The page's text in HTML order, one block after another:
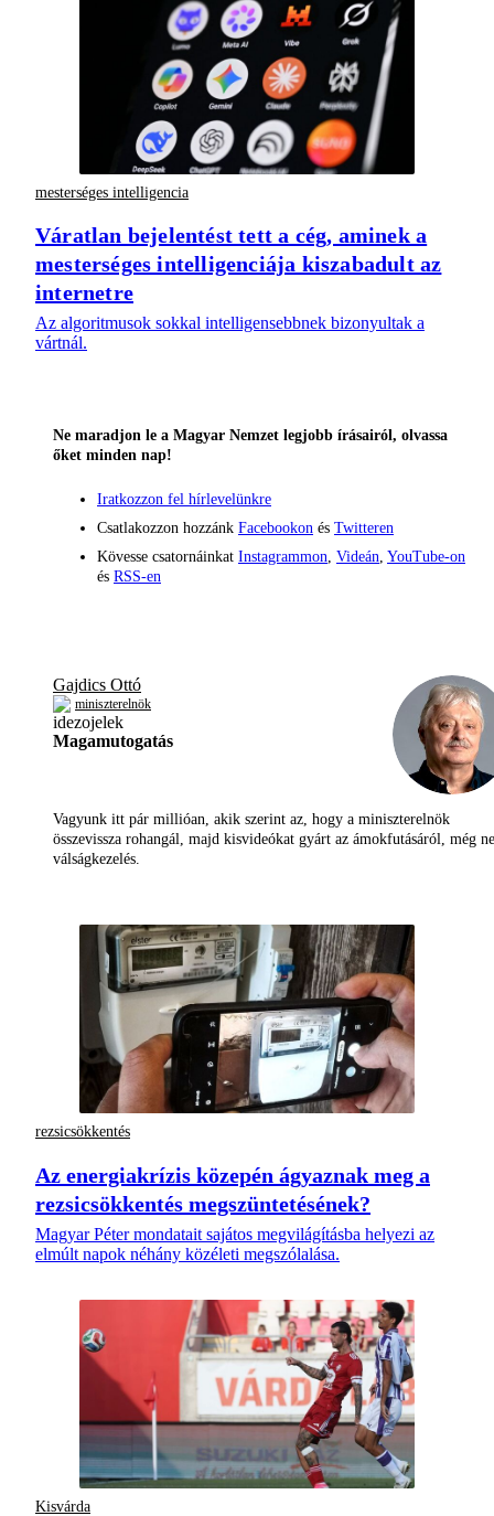
mesterséges intelligencia
Váratlan bejelentést tett a cég, aminek a
mesterséges intelligenciája kiszabadult az
internetre
Az algoritmusok sokkal intelligensebbnek bizonyultak a
vártnál.
Ne maradjon le a Magyar Nemzet legjobb írásairól, olvassa
őket minden nap!
Iratkozzon fel hírlevelünkre
Csatlakozzon hozzánk Facebookon és Twitteren
Kövesse csatornáinkat Instagrammon, Videán, YouTube-on
és RSS-en
Gajdics Ottó
miniszterelnök
Magamutogatás
Vagyunk itt pár millióan, akik szerint az, hogy a miniszterelnök
összevissza rohangál, majd kisvideókat gyárt az ámokfutásáról, még
válságkezelés.
rezsicsökkentés
Az energiakrízis közepén ágyaznak meg a
rezsicsökkentés megszüntetésének?
Magyar Péter mondatait sajátos megvilágításba helyezi az
elmúlt napok néhány közéleti megszólalása.
Kisvárda